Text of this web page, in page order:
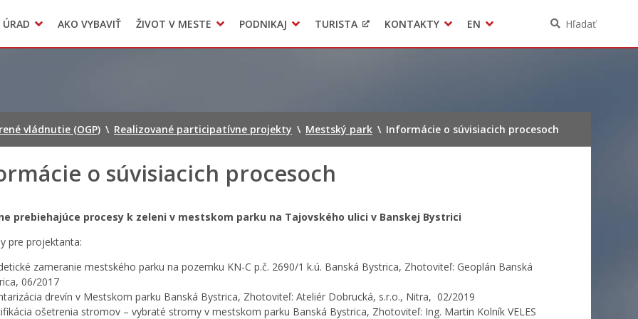
Pomoc pre Ukrajinu
Zmluvy, faktúry a objednávky
Ochrana osobných údajov
AKO VYBAVIŤ ŽIVOT V MESTE
Odpady, verejné priestranstvá
3D model mesta Banská Bystrica
PODNIKAJ TURISTA KONTAKTY EN
Accommodation
Contact
Hľadať
vládnutie (OGP) \ Realizované participatívne projekty \ Mestský park \ Informácie o súvisiacich procesoch
o súvisiacich procesoch
prebiehajúce procesy k zeleni v mestskom parku na Tajovského ulici v Banskej Bystrici
pre projektanta:
zameranie mestského parku na pozemku KN-C p.č. 2690/1 k.ú. Banská Bystrica, Zhotoviteľ: Geoplán Banská
06/2017
drevín v Mestskom parku Banská Bystrica, Zhotoviteľ: Ateliér Dobrucká, s.r.o., Nitra, 02/2019
ošetrenia stromov – vybraté stromy v mestskom parku Banská Bystrica, Zhotoviteľ: Ing. Martin Kolník VELES